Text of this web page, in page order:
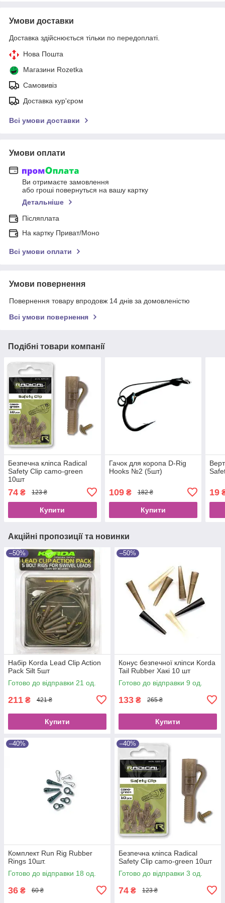
Умови доставки
Доставка здійснюється тільки по передоплаті.
Нова Пошта
Магазини Rozetka
Самовивіз
Доставка кур'єром
Всі умови доставки
Умови оплати
Ви отримаєте замовлення
або гроші повернуться на вашу картку
Детальніше
Післяплата
На картку Приват/Моно
Всі умови оплати
Умови повернення
Повернення товару впродовж 14 днів за домовленістю
Всі умови повернення
Подібні товари компанії
Безпечна кліпса Radical
Safety Clip camo-green
10шт
74 ₴ 123 ₴
Купити
Гачок для коропа D-Rig
Hooks №2 (5шт)
109₴ 182 ₴
Купити
19
Акційні пропозиції та новинки
–50%
Набір Korda Lead Clip Action
Pack Silt 5шт
Готово до відправки 21 од.
211 ₴ 421 ₴
Купити
–50%
Конус безпечної кліпси Korda
Tail Rubber Хакі 10 шт
Готово до відправки 9 од.
133 ₴ 265 ₴
Купити
–40%
Комплект Run Rig Rubber
Rings 10шт.
Готово до відправки 18 од.
36 ₴ 60 ₴
–40%
Безпечна кліпса Radical
Safety Clip camo-green 10шт
Готово до відправки 3 од.
74 ₴ 123 ₴